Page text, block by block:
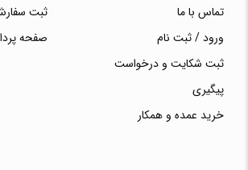
تماس با ما
ورود / ثبت نام
ثبت شکایت و درخواست
پیگیری
خرید عمده و همکار
ثبت
صفحه